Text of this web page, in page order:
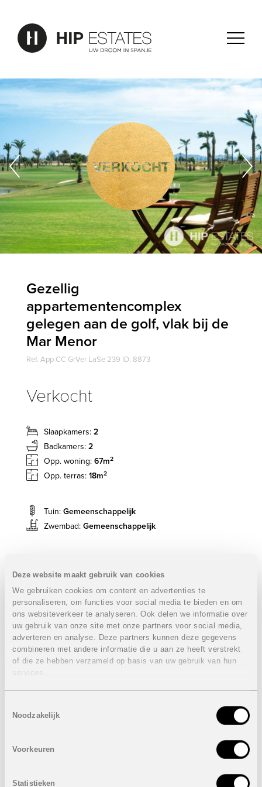
Deze website maakt gebruik van cookies
We gebruiken cookies om content en advertenties te
personaliseren, om functies voor social media te bieden en om
ons websiteverkeer te analyseren. Ook delen we informatie over
uw gebruik van onze site met onze partners voor social media,
adverteren en analyse. Deze partners kunnen deze gegevens
combineren met andere informatie die u aan ze heeft verstrekt
of die ze hebben verzameld op basis van uw gebruik van hun
services.
Noodzakelijk
Voorkeuren
Statistieken
Gezellig
appartementencomplex
gelegen aan de golf, vlak bij de
Mar Menor
Ref. App CC GrVer LaSe 239 ID: 8873
Verkocht
Slaapkamers: 2
Badkamers: 2
Opp. woning: 67m2
Opp. terras: 18m2
Tuin: Gemeenschappelijk
Zwembad: Gemeenschappelijk
en 2 badkamers. Er is een gemeenschappelijk zwembad
Spaanse zon. Alle woningen hebben ook een eigen
autostaanplaats in de ondergrondse garage en een
kelderberging.
Het golfdomein ligt in Los Alcazares, op een uitgestrekt
terrein direct aan de Mar Menor. De golf beschikt over
een groot clubhuis met alle faciliteiten en diensten. Naast
het à la carte restaurant is er op de eerste verdieping
de golfbaan.
Eigenschappen laatste beschikbare appartement
VERKOCHT
2 Slaapkamers